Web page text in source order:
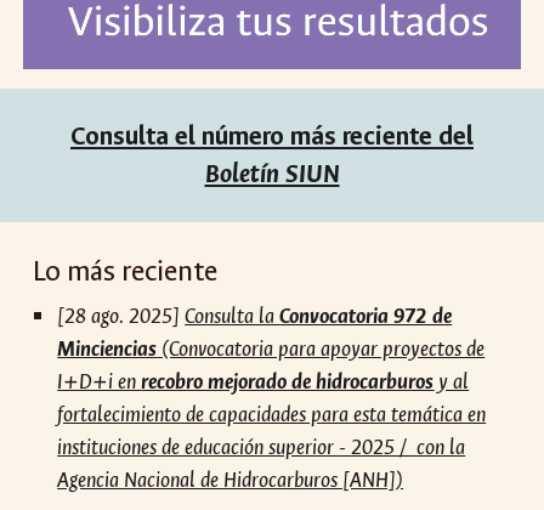
Consulta el número más reciente del
Boletín SIUN
Lo más reciente
[28 ago. 2025]Consulta laConvocatoria 972 de
Minciencias (Convocatoria para apoyar proyectos de
I+D+i enrecobro mejorado de hidrocarburos y al
fortalecimiento de capacidades para esta temática en
instituciones de educación superior - 2025 / con la
Agencia Nacional de Hidrocarburos [ANH])